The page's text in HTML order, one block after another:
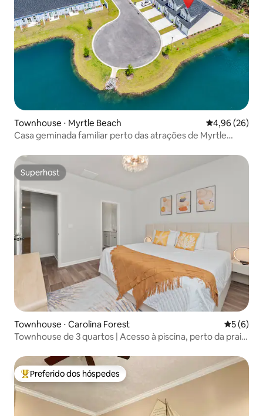
Townhouse ⋅ Myrtle Beach 4,96 de uma
4,96 (26)
Casa geminada familiar perto das atrações de Myrtle
Superhost
Superhost
Townhouse ⋅ Carolina Forest 5 de
5 (6)
Townhouse de 3 quartos | Acesso à piscina, perto da praia
Entre os melhores preferidos dos hóspedes
Preferido dos hóspedes